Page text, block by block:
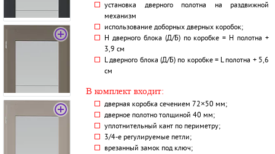
установка дверного полотна на раздвижной
механизм
использование доборных дверных коробок;
H дверного блока (Д/Б) по коробке = H полотна +
3,9 см
L дверного блока (Д/Б) по коробке = L полотна + 5,6
см
В комплект входит:
дверная коробка сечением 72×50 мм;
дверное полотно толщиной 40 мм;
уплотнительный кант по периметру;
3/4-е регулируемые петли;
врезанный замок под ключ;